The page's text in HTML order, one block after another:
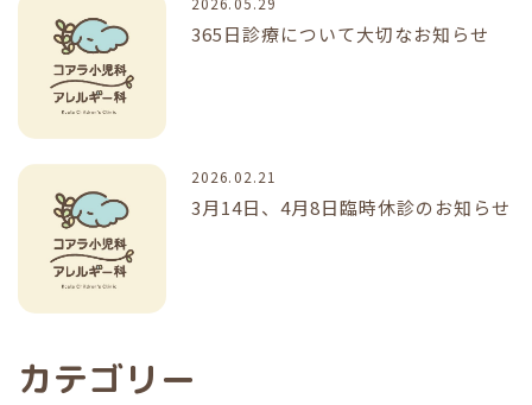
365日診療について大切なお知らせ
2026.02.21
3月14日、4月8日臨時休診のお知らせ
カテゴリー